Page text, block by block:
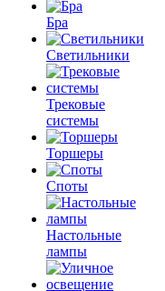
Бра
Светильники
Трековые
системы
Торшеры
Споты
Настольные
лампы